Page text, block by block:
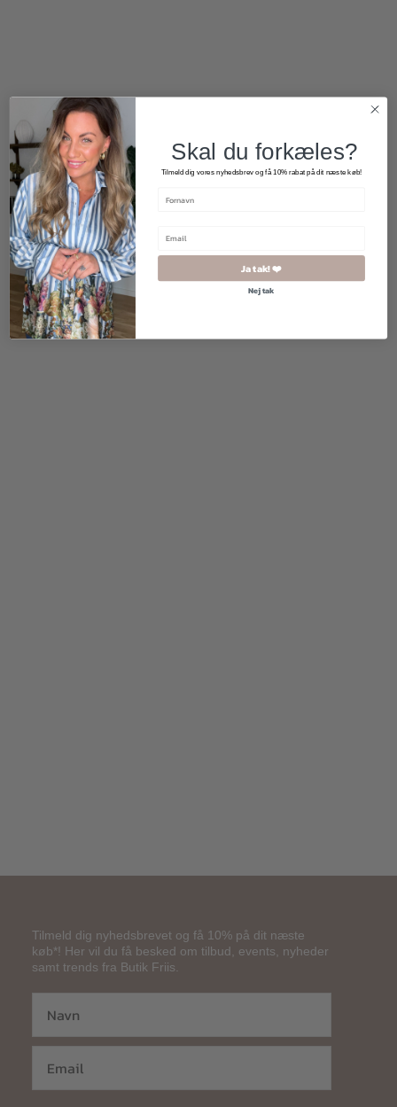
Tilmeld dig nyhedsbrevet og få 10% på dit næste
køb*! Her vil du få besked om tilbud, events, nyheder
samt trends fra Butik Friis.
Skal du forkæles?
Tilmeld dig vores nyhedsbrev og få 10% rabat på dit næste køb!
Ja tak! ❤️
Nej tak